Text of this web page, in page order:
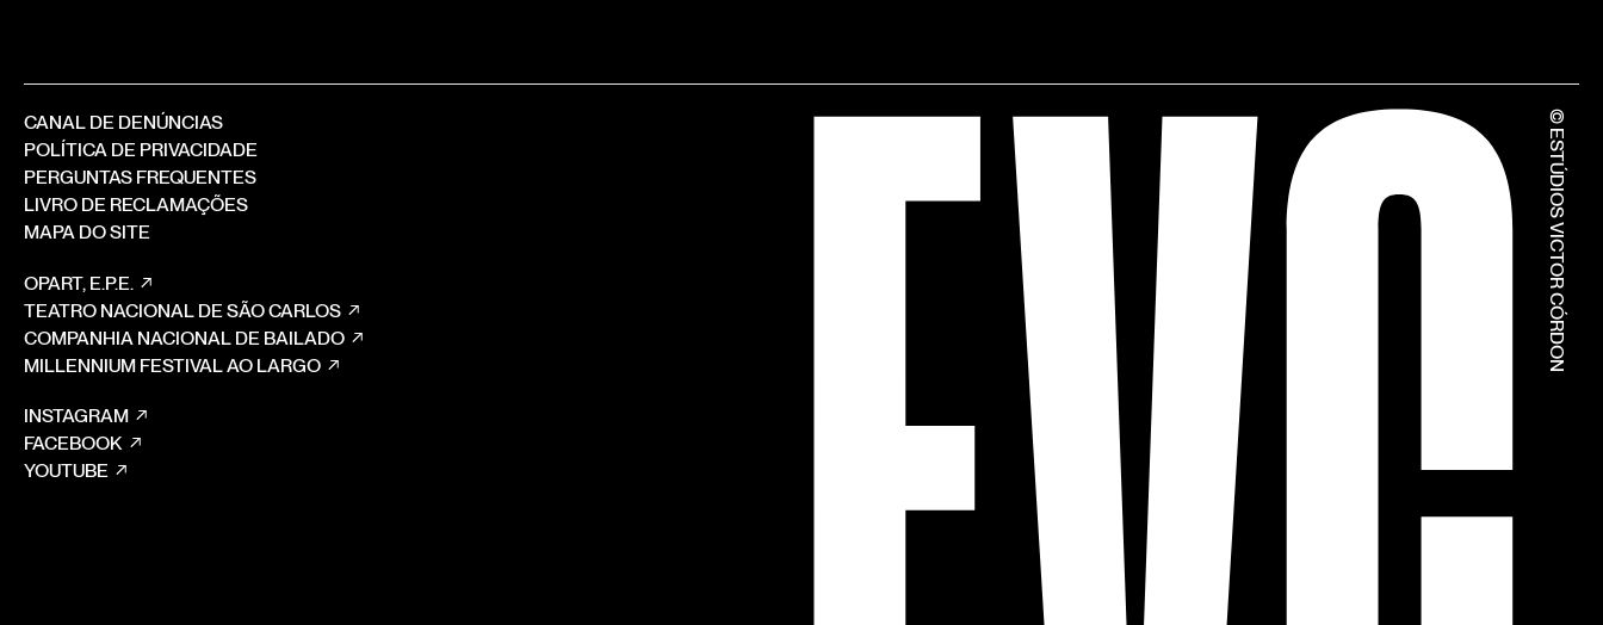
CANAL DE DENÚNCIAS
POLÍTICA DE PRIVACIDADE
PERGUNTAS FREQUENTES
LIVRO DE RECLAMAÇÕES
MAPA DO SITE
OPART, E.P.E.
TEATRO NACIONAL DE SÃO CARLOS
COMPANHIA NACIONAL DE BAILADO
MILLENNIUM FESTIVAL AO LARGO
INSTAGRAM
FACEBOOK
YOUTUBE
© ESTÚDIOS VICTOR CÓRDON